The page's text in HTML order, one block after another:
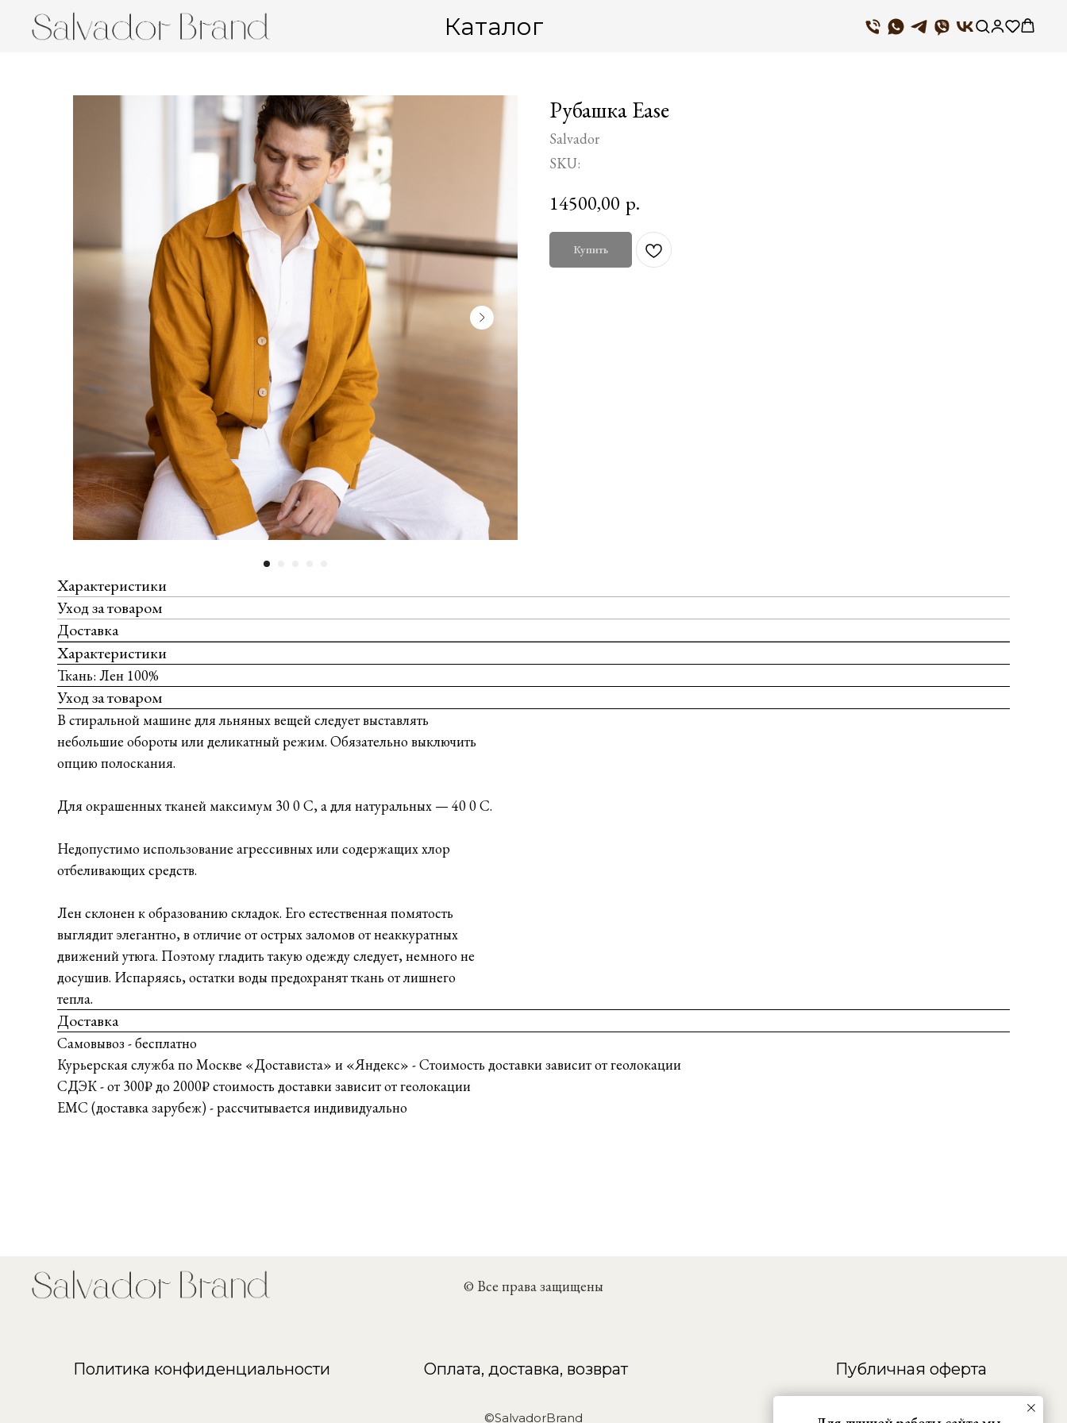
Каталог
Рубашка Ease
Salvador
SKU:
14500,00 р.
Купить
Характеристики
Уход за товаром
Доставка
Характеристики
Ткань: Лен 100%
Уход за товаром
В стиральной машине для льняных вещей следует выставлять
небольшие обороты или деликатный режим. Обязательно выключить
опцию полоскания.
Для окрашенных тканей максимум 30 0 С, а для натуральных — 40 0 С.
Недопустимо использование агрессивных или содержащих хлор
отбеливающих средств.
Лен склонен к образованию складок. Его естественная помятость
выглядит элегантно, в отличие от острых заломов от неаккуратных
движений утюга. Поэтому гладить такую одежду следует, немного не
досушив. Испаряясь, остатки воды предохранят ткань от лишнего
тепла.
Доставка
Самовывоз - бесплатно
Курьерская служба по Москве «Достависта» и «Яндекс» - Стоимость доставки зависит от геолокации
СДЭК - от 300₽ до 2000₽ стоимость доставки зависит от геолокации
ЕМС (доставка зарубеж) - рассчитывается индивидуально
© Все права защищены
Политика конфиденциальности Оплата, доставка, возврат Публичная оферта
©SalvadorBrand